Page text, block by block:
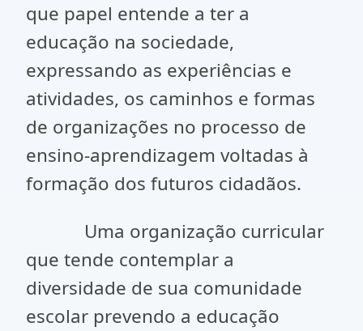
que papel entende a ter a
educação na sociedade,
expressando as experiências e
atividades, os caminhos e formas
de organizações no processo de
ensino-aprendizagem voltadas à
formação dos futuros cidadãos.
Uma organização curricular
que tende contemplar a
diversidade de sua comunidade
escolar prevendo a educação